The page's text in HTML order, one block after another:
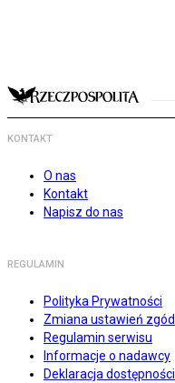
KONTAKT
O nas
Kontakt
Napisz do nas
REGULAMIN
Polityka Prywatności
Zmiana ustawień zgód
Regulamin serwisu
Informacje o nadawcy
Deklaracja dostępności